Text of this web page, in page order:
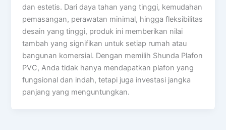
dan estetis. Dari daya tahan yang tinggi, kemudahan
pemasangan, perawatan minimal, hingga fleksibilitas
desain yang tinggi, produk ini memberikan nilai
tambah yang signifikan untuk setiap rumah atau
bangunan komersial. Dengan memilih Shunda Plafon
PVC, Anda tidak hanya mendapatkan plafon yang
fungsional dan indah, tetapi juga investasi jangka
panjang yang menguntungkan.